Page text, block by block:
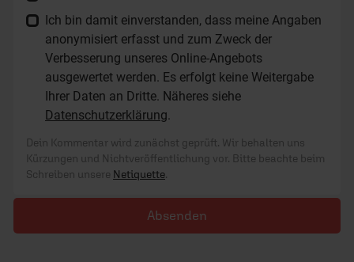
Ich bin damit einverstanden, dass meine Angaben
anonymisiert erfasst und zum Zweck der
Verbesserung unseres Online-Angebots
ausgewertet werden. Es erfolgt keine Weitergabe
Ihrer Daten an Dritte. Näheres siehe
Datenschutzerklärung.
Dein Kommentar wird zunächst geprüft. Wir behalten uns
Kürzungen und Nichtveröffentlichung vor. Bitte beachte beim
Schreiben unsere Netiquette.
Absenden